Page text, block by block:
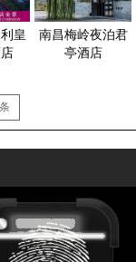
皇
南昌梅岭夜泊君
亭酒店